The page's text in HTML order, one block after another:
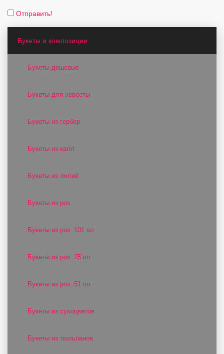
Отправить!
Букеты и композиции
Букеты дешевые
Букеты для невесты
Букеты из гербер
Букеты из калл
Букеты из лилий
Букеты из роз
Букеты из роз, 101 шт
Букеты из роз, 25 шт
Букеты из роз, 51 шт
Букеты из сухоцветов
Букеты из тюльпанов